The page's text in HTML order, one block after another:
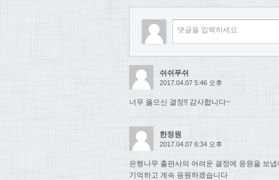
쉬쉬푸쉬
2017.04.07 5:46 오후
너무 옳으신 결정!! 감사합니다~
한정원
2017.04.07 6:34 오후
은행나무 출판사의 어려운 결정에 응원을 보냅
기억하고 계속 응원하겠습니다